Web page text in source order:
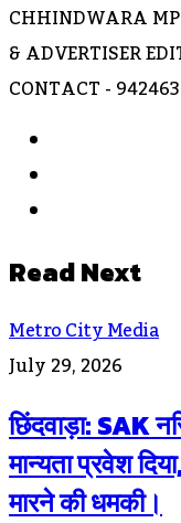
CHHINDWARA
& ADVERTISER
CONTACT -
Read Next
Metro City Media
July 29, 2026
छिंदवाड़ा: SAK
मान्यता प्रवेश
मारने की धमकी।